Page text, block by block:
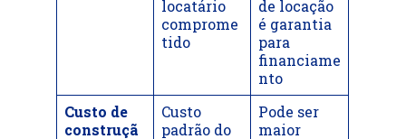
locatário
comprome
tido
de locação
é garantia
para
financiame
nto
Custo de
construçã
Custo
padrão do
Pode ser
maior